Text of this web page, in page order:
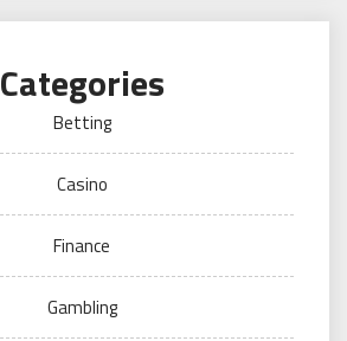
Categories
Betting
Casino
Finance
Gambling